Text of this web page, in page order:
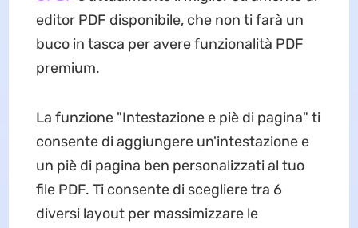
editor PDF disponibile, che non ti farà un
buco in tasca per avere funzionalità PDF
premium.
La funzione "Intestazione e piè di pagina" ti
consente di aggiungere un'intestazione e
un piè di pagina ben personalizzati al tuo
file PDF. Ti consente di scegliere tra 6
diversi layout per massimizzare le